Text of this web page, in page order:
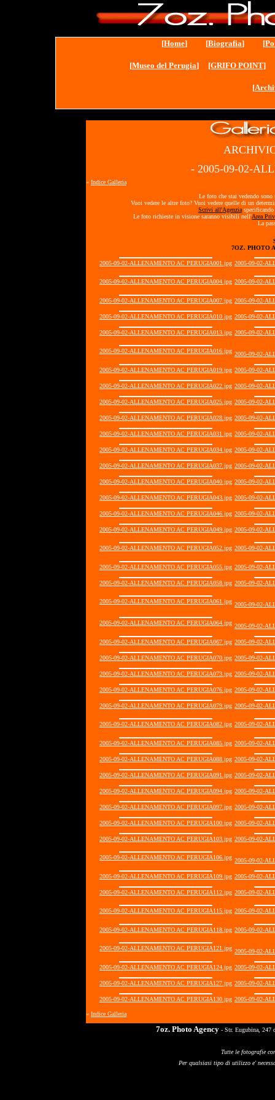
[Home] [Biografia] [
[Museo del Perugia] [GRIFO POINT]
[
- 2005-09-02-
« Indice Galleria
Le foto che stai vedendo
Vuoi vedere le altre foto? Vuoi vedere quelle di un
Scrivi all'Agenzia
Le foto richieste in visione saranno visibili nell'Area
La
7OZ. PHOTO
2005-09-02-ALLENAMENTO AC PERUGIA001.jpg 2005-09-02-
2005-09-02-ALLENAMENTO AC PERUGIA004.jpg 2005-09-02-
2005-09-02-ALLENAMENTO AC PERUGIA007.jpg 2005-09-02-
2005-09-02-ALLENAMENTO AC PERUGIA010.jpg 2005-09-02-
2005-09-02-ALLENAMENTO AC PERUGIA013.jpg 2005-09-02-
2005-09-02-ALLENAMENTO AC PERUGIA016.jpg 2005-09-02-
2005-09-02-ALLENAMENTO AC PERUGIA019.jpg 2005-09-02-
2005-09-02-ALLENAMENTO AC PERUGIA022.jpg 2005-09-02-
2005-09-02-ALLENAMENTO AC PERUGIA025.jpg 2005-09-02-
2005-09-02-ALLENAMENTO AC PERUGIA028.jpg 2005-09-02-
2005-09-02-ALLENAMENTO AC PERUGIA031.jpg 2005-09-02-
2005-09-02-ALLENAMENTO AC PERUGIA034.jpg 2005-09-02-
2005-09-02-ALLENAMENTO AC PERUGIA037.jpg 2005-09-02-
2005-09-02-ALLENAMENTO AC PERUGIA040.jpg 2005-09-02-
2005-09-02-ALLENAMENTO AC PERUGIA043.jpg 2005-09-02-
2005-09-02-ALLENAMENTO AC PERUGIA046.jpg 2005-09-02-
2005-09-02-ALLENAMENTO AC PERUGIA049.jpg 2005-09-02-
2005-09-02-ALLENAMENTO AC PERUGIA052.jpg 2005-09-02-
2005-09-02-ALLENAMENTO AC PERUGIA055.jpg 2005-09-02-
2005-09-02-ALLENAMENTO AC PERUGIA058.jpg 2005-09-02-
2005-09-02-ALLENAMENTO AC PERUGIA061.jpg 2005-09-02-
2005-09-02-ALLENAMENTO AC PERUGIA064.jpg 2005-09-02-
2005-09-02-ALLENAMENTO AC PERUGIA067.jpg 2005-09-02-
2005-09-02-ALLENAMENTO AC PERUGIA070.jpg 2005-09-02-
2005-09-02-ALLENAMENTO AC PERUGIA073.jpg 2005-09-02-
2005-09-02-ALLENAMENTO AC PERUGIA076.jpg 2005-09-02-
2005-09-02-ALLENAMENTO AC PERUGIA079.jpg 2005-09-02-
2005-09-02-ALLENAMENTO AC PERUGIA082.jpg 2005-09-02-
2005-09-02-ALLENAMENTO AC PERUGIA085.jpg 2005-09-02-
2005-09-02-ALLENAMENTO AC PERUGIA088.jpg 2005-09-02-
2005-09-02-ALLENAMENTO AC PERUGIA091.jpg 2005-09-02-
2005-09-02-ALLENAMENTO AC PERUGIA094.jpg 2005-09-02-
2005-09-02-ALLENAMENTO AC PERUGIA097.jpg 2005-09-02-
2005-09-02-ALLENAMENTO AC PERUGIA100.jpg 2005-09-02-
2005-09-02-ALLENAMENTO AC PERUGIA103.jpg 2005-09-02-
2005-09-02-ALLENAMENTO AC PERUGIA106.jpg 2005-09-02-
2005-09-02-ALLENAMENTO AC PERUGIA109.jpg 2005-09-02-
2005-09-02-ALLENAMENTO AC PERUGIA112.jpg 2005-09-02-
2005-09-02-ALLENAMENTO AC PERUGIA115.jpg 2005-09-02-
2005-09-02-ALLENAMENTO AC PERUGIA118.jpg 2005-09-02-
2005-09-02-ALLENAMENTO AC PERUGIA121.jpg 2005-09-02-
2005-09-02-ALLENAMENTO AC PERUGIA124.jpg 2005-09-02-
2005-09-02-ALLENAMENTO AC PERUGIA127.jpg 2005-09-02-
2005-09-02-ALLENAMENTO AC PERUGIA130.jpg 2005-09-02-
« Indice Galleria
7oz. Photo Agency - Str. Eugubina, 247
Tutte le fotografie
Per qualsiasi tipo di utilizzo e'